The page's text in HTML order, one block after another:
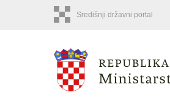
Središnji državni portal